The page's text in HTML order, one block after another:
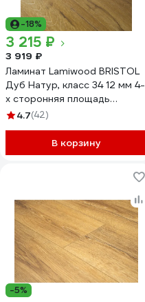
-18%
3 215 ₽
3 919 ₽
Ламинат Lamiwood BRISTOL
Дуб Натур, класс 34 12 мм 4-
х сторонняя площадь
упаковки 1,75 кв.м 2413
4.7(42)
В корзину
-5%